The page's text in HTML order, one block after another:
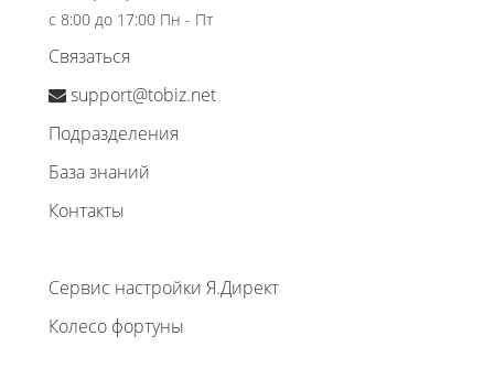
с 8:00 до 17:00 Пн - Пт
Связаться
support@tobiz.net
Подразделения
База знаний
Контакты
Сервис настройки Я.Директ
Колесо фортуны